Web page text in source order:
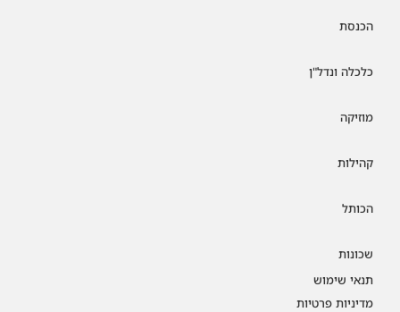
הכנסת
כלכלה ונדל"ן
מוזיקה
קהילות
הכותל
שכונות
תנאי שימוש
מדיניות פרטיות